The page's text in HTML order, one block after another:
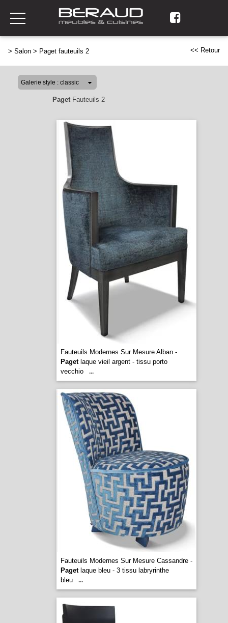
> Salon > Paget fauteuils 2 << Retour
PagetFauteuils 2
Fauteuils Modernes Sur Mesure Alban -
Pagetlaque vieil argent - tissu porto
vecchio
...
Fauteuils Modernes Sur Mesure Cassandre -
Pagetlaque bleu - 3 tissu labryrinthe
bleu
...